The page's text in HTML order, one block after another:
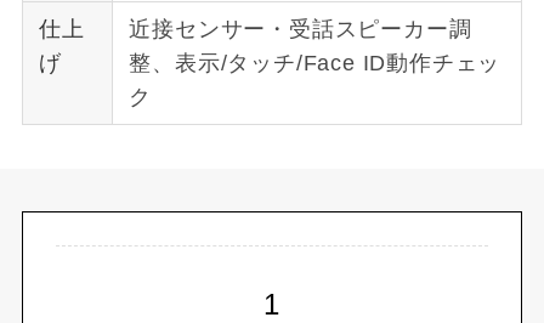
仕上
げ
近接センサー・受話スピーカー調
整、表示/タッチ/Face ID動作チェッ
ク